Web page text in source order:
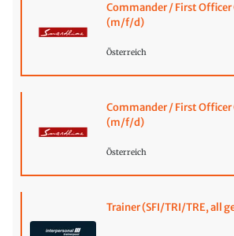
Commander / First Officer
(m/f/d)
Österreich
Commander / First Officer
(m/f/d)
Österreich
Trainer (SFI/TRI/TRE, all